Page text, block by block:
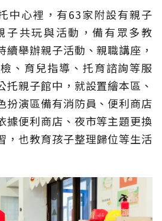
中心裡，有63家附設有親子
子共玩與活動，備有眾多教
續舉辦親子活動、親職講座，
、育兒指導、托育諮詢等服
托親子館中，就設置繪本區、
扮演區備有消防員、便利商店
據便利商店、夜市等主題更換
，也教育孩子整理歸位等生活